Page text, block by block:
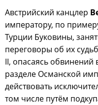
Австрийский канцлер
императору, по
Турции Буковины,
переговоры об их
II, опасаясь обвинений
разделе Османской
действовать
том числе путём